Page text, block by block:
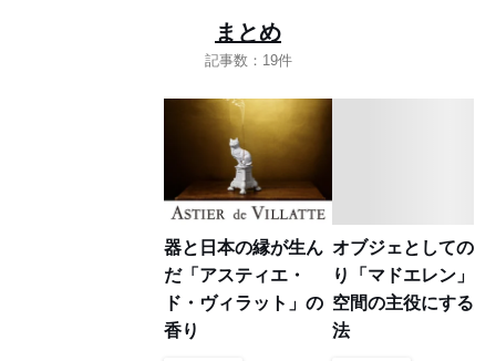
まとめ
記事数：19件
器と日本の縁が生ん
だ「アスティエ・
ド・ヴィラット」の
香り
オブジェとしての香
り「マドエレン」を
空間の主役にする方
法